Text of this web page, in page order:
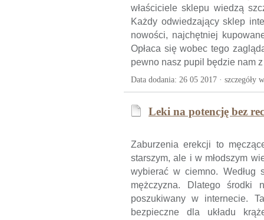
właściciele sklepu wiedzą
Każdy odwiedzający sklep
nowości, najchętniej
Opłaca się wobec tego
pewno nasz pupil będzie nam
Data dodania: 26 05 2017 · szczegóły
Leki na potencję bez
Zaburzenia erekcji to
starszym, ale i w młodszym
wybierać w ciemno.
mężczyzna. Dlatego środki
poszukiwany w internecie.
bezpieczne dla układu